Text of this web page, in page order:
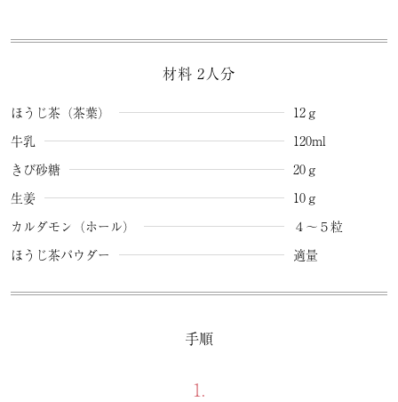
材料 2人分
ほうじ茶（茶葉）
12ｇ
牛乳
120ml
きび砂糖
20ｇ
生姜
10ｇ
カルダモン（ホール）
４〜５粒
ほうじ茶パウダー
適量
手順
1.